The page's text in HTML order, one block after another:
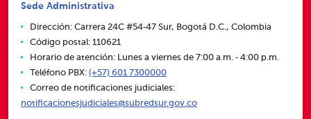
Sede Administrativa
Dirección: Carrera 24C #54‑47 Sur, Bogotá D.C., Colombia
Código postal: 110621
Horario de atención: Lunes a viernes de 7:00 a.m. ‑ 4:00 p.m.
Teléfono PBX: (+57) 601 7300000
Correo de notificaciones judiciales:
notificacionesjudiciales@subredsur.gov.co